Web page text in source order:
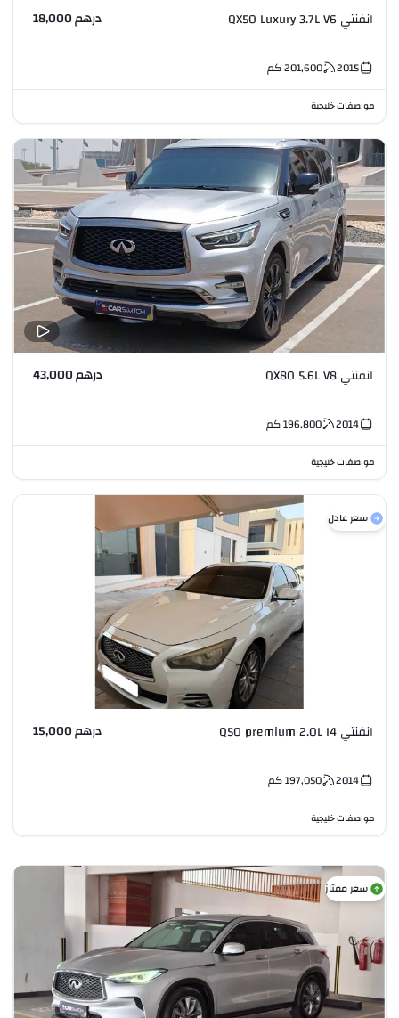
انفنتي QX50 Luxury 3.7L V6 درهم 18,000
2015
201,600كم
مواصفات خليجية
انفنتي QX80 5.6L V8 درهم 43,000
2014
196,800كم
مواصفات خليجية
سعر عادل
انفنتي Q50 premium 2.0L I4 درهم 15,000
2014
197,050كم
مواصفات خليجية
سعر ممتاز